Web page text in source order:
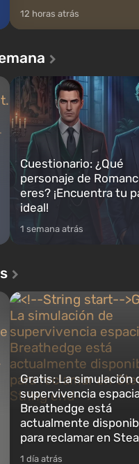
12 horas atrás
Cuestionario: ¿Qué
personaje de
eres? ¡Encuentra tu
ideal!
1 semana atrás
Gratis: La simulación
supervivencia
Breathedge está
actualmente
para reclamar en
1 día atrás